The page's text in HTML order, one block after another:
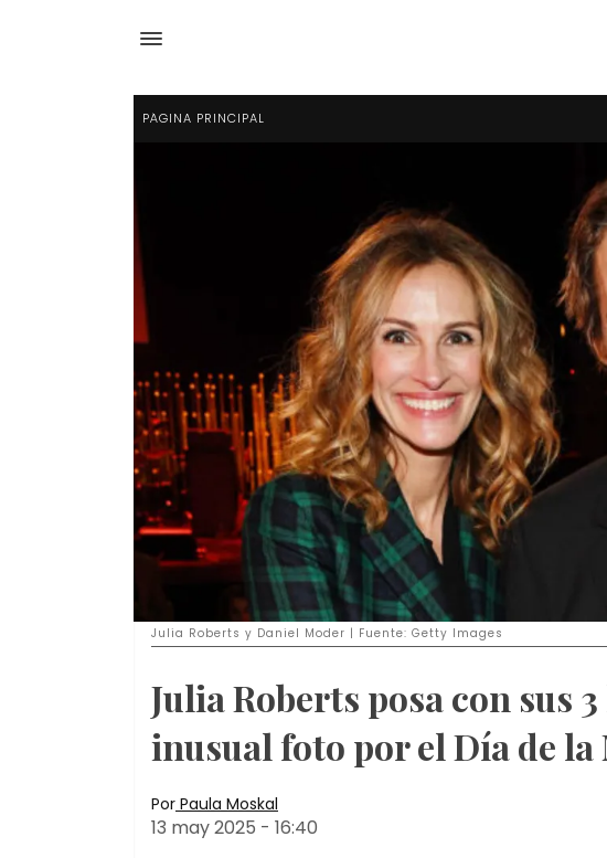
PÁGINA PRINCIPAL
Julia Roberts y Daniel Moder | Fuente: Getty Images
Julia Roberts posa con sus
inusual foto por el Día de la
Por Paula Moskal
13 may 2025 - 16:40